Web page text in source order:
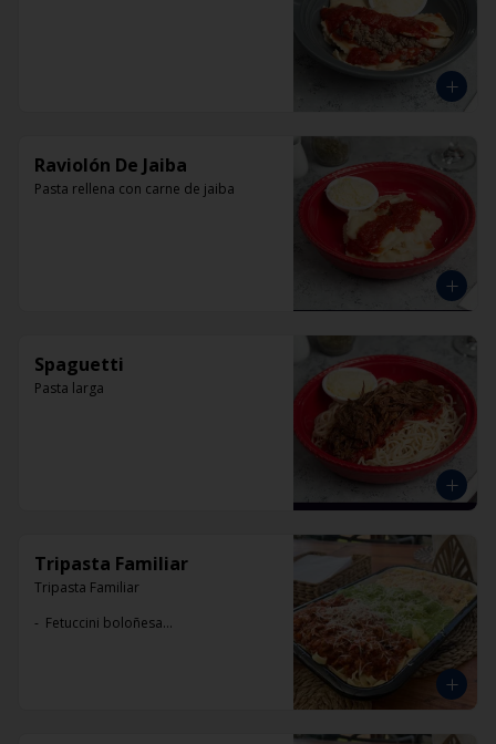
Raviolón De Jaiba
Pasta rellena con carne de jaiba
Spaguetti
Pasta larga
Tripasta Familiar
Tripasta Familiar
-  Fetuccini boloñesa